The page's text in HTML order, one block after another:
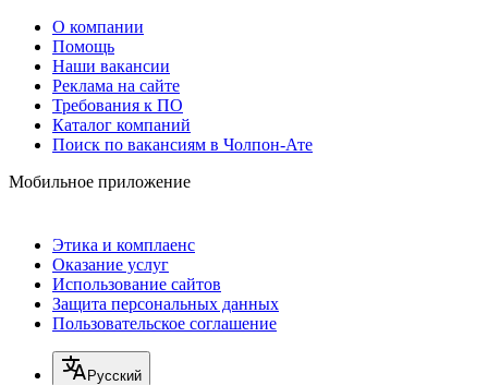
О компании
Помощь
Наши вакансии
Реклама на сайте
Требования к ПО
Каталог компаний
Поиск по вакансиям в Чолпон-Ате
Мобильное приложение
Этика и комплаенс
Оказание услуг
Использование сайтов
Защита персональных данных
Пользовательское соглашение
Русский